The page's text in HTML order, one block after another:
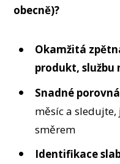
obecně)?
Okamžitá
produkt, službu
Snadné
měsíc a
směrem
Identifikace